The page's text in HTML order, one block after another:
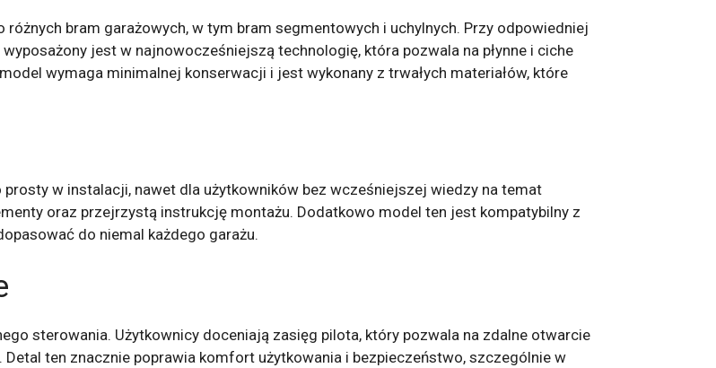
różnych bram garażowych, w tym bram segmentowych i uchylnych. Przy odpowiedniej
jest w najnowocześniejszą technologię, która pozwala na płynne i ciche
wymaga minimalnej konserwacji i jest wykonany z trwałych materiałów, które
w instalacji, nawet dla użytkowników bez wcześniejszej wiedzy na temat
oraz przejrzystą instrukcję montażu. Dodatkowo model ten jest kompatybilny z
do niemal każdego garażu.
sterowania. Użytkownicy doceniają zasięg pilota, który pozwala na zdalne otwarcie
ten znacznie poprawia komfort użytkowania i bezpieczeństwo, szczególnie w